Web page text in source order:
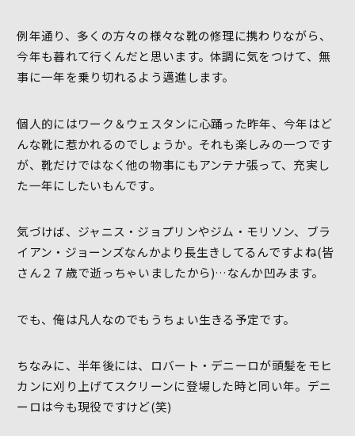
例年通り、多くの方々の様々な靴の修理に携わりながら、
今年も暮れて行くんだと思います。体調に気をつけて、無
事に一年を乗り切れるよう邁進します。
個人的にはワーク＆ウェスタンに心踊った昨年、今年はど
んな靴に惹かれるのでしょうか。それも楽しみの一つです
が、靴だけではなく他の物事にもアンテナ張って、充実し
た一年にしたいもんです。
気づけば、ジャニス・ジョプリンやジム・モリソン、ブラ
イアン・ジョーンズなんかより長生きしてるんですよね(皆
さん２７歳で逝っちゃいましたから)…なんか凹みます。
でも、俺は凡人なのでもうちょい生きる予定です。
ちなみに、半年後には、ロバート・デニーロが頭髪をモヒ
カンに刈り上げてスクリーンに登場した時と同い年。デニ
ーロは今も現役ですけど(笑)